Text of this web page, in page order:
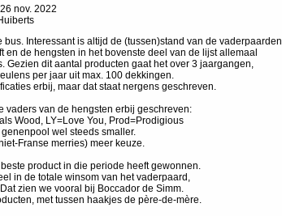
nov. 2022
Interessant is altijd de (tussen)stand van de vaderpaarden
de hengsten in het bovenste deel van de lijst allemaal
dit aantal producten gaat het over 3 jaargangen,
per jaar uit max. 100 dekkingen.
erbij, maar dat staat nergens geschreven.
vaders van de hengsten erbij geschreven:
Wood, LY=Love You, Prod=Prodigious
wel steeds smaller.
Franse merries) meer keuze.
product in die periode heeft gewonnen.
in de totale winsom van het vaderpaard,
zien we vooral bij Boccador de Simm.
met tussen haakjes de père-de-mère.